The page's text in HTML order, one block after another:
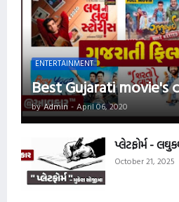
ENTERTAINMENT
Best Gujarati movie's
by Admin - April 06, 2020
પ્લેટફોર્મ -
October 21, 2025